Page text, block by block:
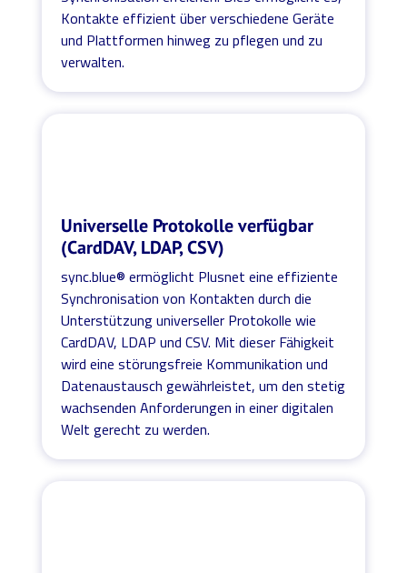
Kontakte effizient über verschiedene Geräte
und Plattformen hinweg zu pflegen und zu
verwalten.
Universelle Protokolle verfügbar
(CardDAV, LDAP, CSV)
sync.blue® ermöglicht Plusnet eine effiziente
Synchronisation von Kontakten durch die
Unterstützung universeller Protokolle wie
CardDAV, LDAP und CSV. Mit dieser Fähigkeit
wird eine störungsfreie Kommunikation und
Datenaustausch gewährleistet, um den stetig
wachsenden Anforderungen in einer digitalen
Welt gerecht zu werden.